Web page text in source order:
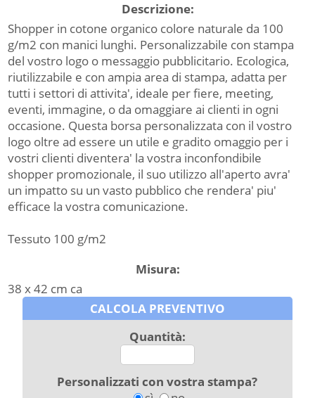
Descrizione:
Shopper in cotone organico colore naturale da 100
g/m2 con manici lunghi. Personalizzabile con stampa
del vostro logo o messaggio pubblicitario. Ecologica,
riutilizzabile e con ampia area di stampa, adatta per
tutti i settori di attivita', ideale per fiere, meeting,
eventi, immagine, o da omaggiare ai clienti in ogni
occasione. Questa borsa personalizzata con il vostro
logo oltre ad essere un utile e gradito omaggio per i
vostri clienti diventera' la vostra inconfondibile
shopper promozionale, il suo utilizzo all'aperto avra'
un impatto su un vasto pubblico che rendera' piu'
efficace la vostra comunicazione.
Tessuto 100 g/m2
Misura:
38 x 42 cm ca
CALCOLA PREVENTIVO
Quantità:
Personalizzati con vostra stampa?